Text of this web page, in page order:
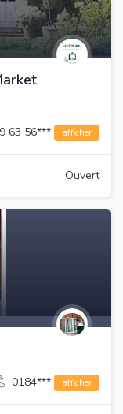
63 56*** afficher
Ouvert
0184*** afficher